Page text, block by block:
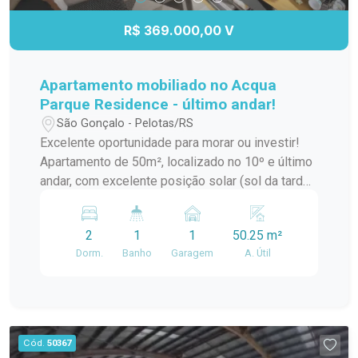
investir. Agende sua visita e venha conhecer este
R$ 369.000,00 V
Apartamento mobiliado no Acqua
Parque Residence - último andar!
São Gonçalo - Pelotas/RS
Excelente oportunidade para morar ou investir!
Apartamento de 50m², localizado no 10º e último
andar, com excelente posição solar (sol da tarde)
imóvel está completamente mobiliado, pronto
para morar, conta com banheiro ampliado (PNE),
vaga de garagem com espaço lateral
poliesportiva, salão de festas, sala de jogos,
playground, espaço pet, portaria 24 horas e muito
2
Dorm.
1
Banho
1
Garagem
50.25 m²
A. Útil
Cód. 50367